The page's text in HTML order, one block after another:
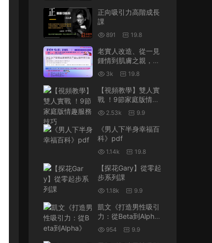
正向吸引力高階成長
課
891 19.8
老實人改造、從一見
鍾情到肌膚之親，怎
麽實現
3k 19.8
【視頻教學】雙人實
戰 ！9節家庭版情趣
服務技巧
2.53k 9.9
《男人下半身幸福百
科》pdf
1.14k 19.8
【探花Gary】從零起
步系列課
1.18k 9.9
凱文《打造男性吸引
力：從Beta到Alph
a》954 9.9